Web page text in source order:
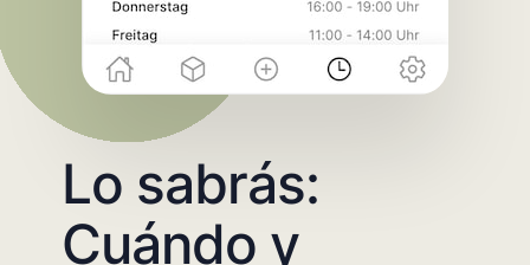
Lo sabrás:
Cuándo y